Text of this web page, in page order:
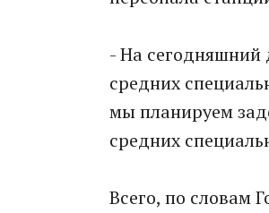
- На сегодняшний
средних
мы планируем
средних
Всего, по словам